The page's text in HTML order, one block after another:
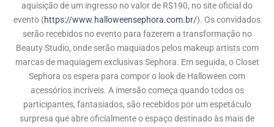
aquisição de um ingresso no valor de R$190, no site oficial do
evento (https://www.halloweensephora.com.br/). Os convidados
serão recebidos no evento para fazerem a transformação no
Beauty Studio, onde serão maquiados pelos makeup artists com
marcas de maquiagem exclusivas Sephora. Em seguida, o Closet
Sephora os espera para compor o look de Halloween com
acessórios incríveis. A imersão começa quando todos os
participantes, fantasiados, são recebidos por um espetáculo
surpresa que abre oficialmente o espaço destinado às mais de